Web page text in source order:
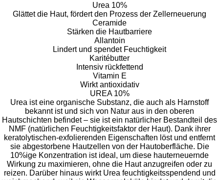
Urea 10%
Glättet die Haut, fördert den Prozess der Zellerneuerung
Ceramide
Stärken die Hautbarriere
Allantoin
Lindert und spendet Feuchtigkeit
Karitébutter
Intensiv rückfettend
Vitamin E
Wirkt antioxidativ
UREA 10%
Urea ist eine organische Substanz, die auch als Harnstoff
bekannt ist und sich von Natur aus in den oberen
Hautschichten befindet – sie ist ein natürlicher Bestandteil des
NMF (natürlichen Feuchtigkeitsfaktor der Haut). Dank ihrer
keratolytischen-exfolierenden Eigenschaften löst und entfernt
sie abgestorbene Hautzellen von der Hautoberfläche. Die
10%ige Konzentration ist ideal, um diese hauterneuernde
Wirkung zu maximieren, ohne die Haut anzugreifen oder zu
reizen. Darüber hinaus wirkt Urea feuchtigkeitsspendend und